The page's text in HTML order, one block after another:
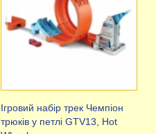
Ігровий набір трек Чемпіон
трюків у петлі GTV13, Hot